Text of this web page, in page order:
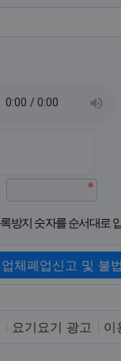
방지 숫자를 순서대로
업체폐업신고 및 불
요기요기 광고 이